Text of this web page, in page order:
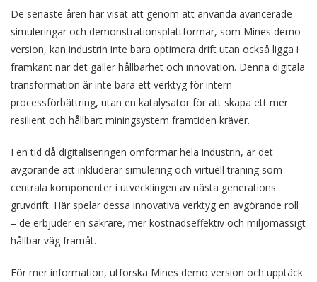
De senaste åren har visat att genom att använda avancerade
simuleringar och demonstrationsplattformar, som Mines demo
version, kan industrin inte bara optimera drift utan också ligga i
framkant när det gäller hållbarhet och innovation. Denna digitala
transformation är inte bara ett verktyg för intern
processförbättring, utan en katalysator för att skapa ett mer
resilient och hållbart miningsystem framtiden kräver.
I en tid då digitaliseringen omformar hela industrin, är det
avgörande att inkluderar simulering och virtuell träning som
centrala komponenter i utvecklingen av nästa generations
gruvdrift. Här spelar dessa innovativa verktyg en avgörande roll
– de erbjuder en säkrare, mer kostnadseffektiv och miljömässigt
hållbar väg framåt.
För mer information, utforska Mines demo version och upptäck